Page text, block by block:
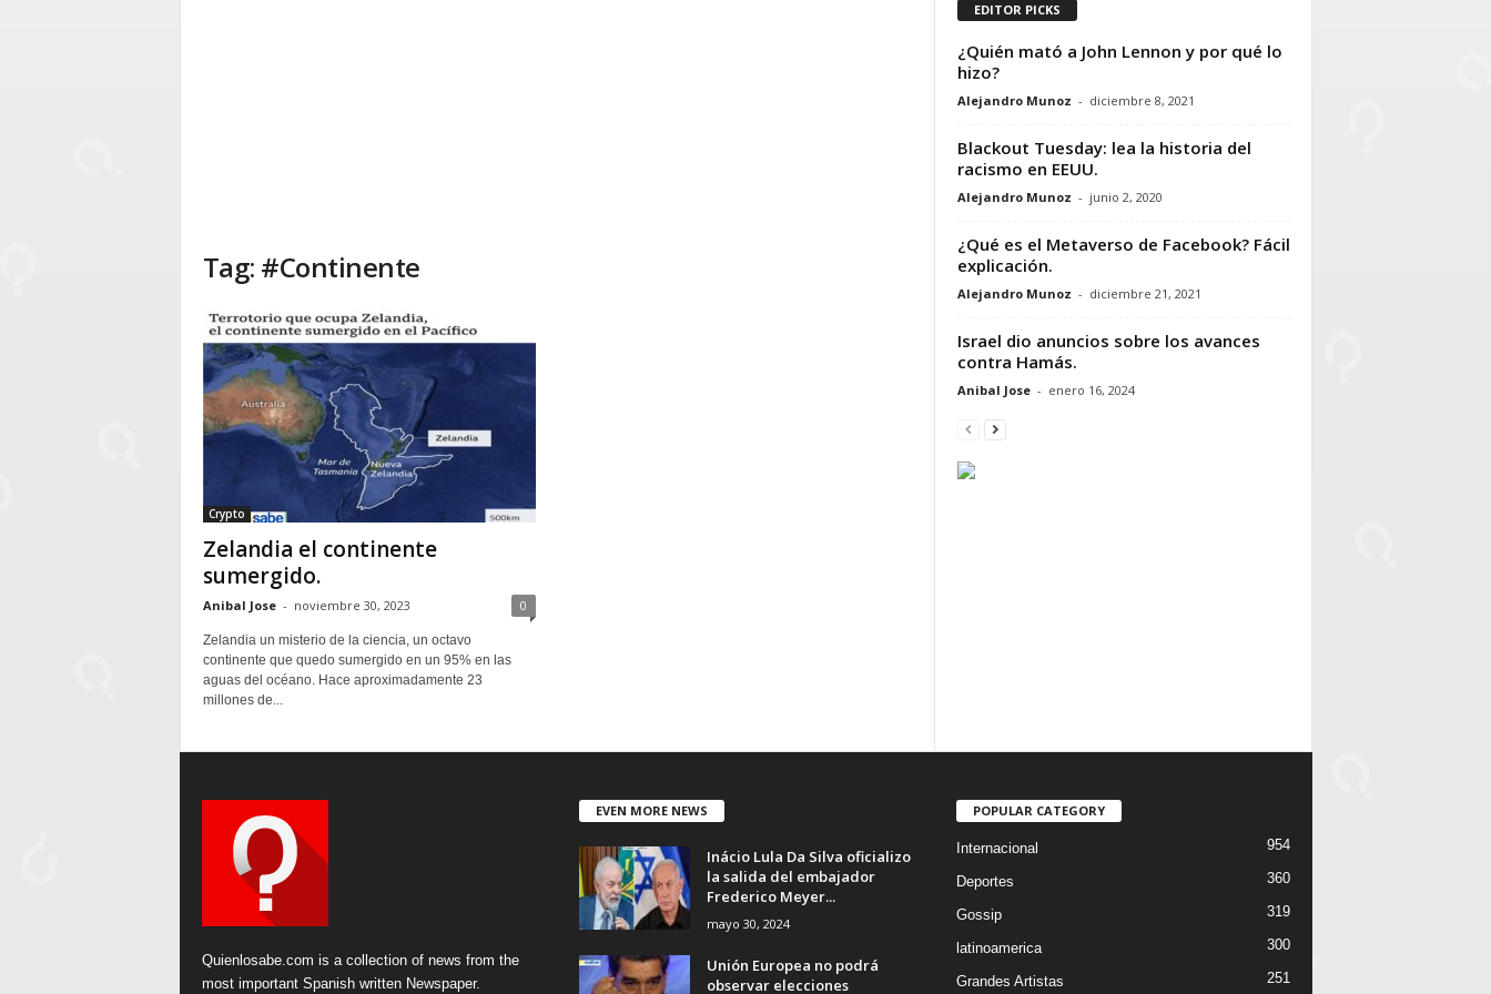
Tag: #Continente
Crypto
Zelandia el continente
sumergido.
Anibal Jose - noviembre 30, 2023 0
Zelandia un misterio de la ciencia, un octavo
continente que quedo sumergido en un 95% en las
aguas del océano. Hace aproximadamente 23
millones de...
EDITOR PICKS
¿Quién mató a John Lennon y por qué lo
hizo?
Alejandro Munoz - diciembre 8, 2021
Blackout Tuesday: lea la historia del
racismo en EEUU.
Alejandro Munoz - junio 2, 2020
¿Qué es el Metaverso de Facebook? Fácil
explicación.
Alejandro Munoz - diciembre 21, 2021
Israel dio anuncios sobre los avances
contra Hamás.
Anibal Jose - enero 16, 2024
Quienlosabe.com is a collection of news from the
most important Spanish written Newspaper.
EVEN MORE NEWS
Inácio Lula Da Silva oficializo
la salida del embajador
Frederico Meyer...
mayo 30, 2024
Unión Europea no podrá
observar elecciones
POPULAR CATEGORY
Internacional 954
Deportes 360
Gossip 319
latinoamerica 300
Grandes Artistas 251